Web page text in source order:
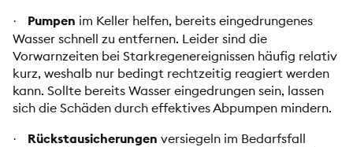
· Pumpen im Keller helfen, bereits eingedrungenes
Wasser schnell zu entfernen. Leider sind die
Vorwarnzeiten bei Starkregenereignissen häufig relativ
kurz, weshalb nur bedingt rechtzeitig reagiert werden
kann. Sollte bereits Wasser eingedrungen sein, lassen
sich die Schäden durch effektives Abpumpen mindern.
· Rückstausicherungen versiegeln im Bedarfsfall